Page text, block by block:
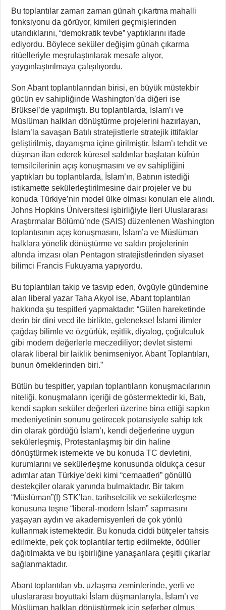
Bu toplantılar zaman zaman günah çıkartma mahalli
fonksiyonu da görüyor, kimileri geçmişlerinden
utandıklarını, “demokratik tevbe” yaptıklarını ifade
ediyordu. Böylece seküler değişim günah çıkarma
ritüelleriyle meşrulaştırılarak mesafe alıyor,
yaygınlaştırılmaya çalışılıyordu.
Son Abant toplantılarından birisi, en büyük müstekbir
gücün ev sahipliğinde Washington’da diğeri ise
Brüksel’de yapılmıştı. Bu toplantılarda, İslam’ı ve
Müslüman halkları dönüştürme projelerini hazırlayan,
İslam’la savaşan Batılı stratejistlerle stratejik ittifaklar
geliştirilmiş, dayanışma içine girilmiştir. İslam’ı tehdit ve
düşman ilan ederek küresel saldırılar başlatan küfrün
temsilcilerinin açış konuşmasını ve ev sahipliğini
yaptıkları bu toplantılarda, İslam’ın, Batının istediği
istikamette sekülerleştirilmesine dair projeler ve bu
konuda Türkiye’nin model ülke olması konuları ele alındı.
Johns Hopkins Üniversitesi işbirliğiyle İleri Uluslararası
Araştırmalar Bölümü’nde (SAIS) düzenlenen Washington
toplantısının açış konuşmasını, İslam’a ve Müslüman
halklara yönelik dönüştürme ve saldırı projelerinin
altında imzası olan Pentagon stratejistlerinden siyaset
bilimci Francis Fukuyama yapıyordu.
Bu toplantıları takip ve tasvip eden, övgüyle gündemine
alan liberal yazar Taha Akyol ise, Abant toplantıları
hakkında şu tespitleri yapmaktadır: “Gülen hareketinde
derin bir dini vecd ile birlikte, geleneksel İslami ilimler
çağdaş bilimle ve özgürlük, eşitlik, diyalog, çoğulculuk
gibi modern değerlerle meczediliyor; devlet sistemi
olarak liberal bir laiklik benimseniyor. Abant Toplantıları,
bunun örneklerinden biri.”
Bütün bu tespitler, yapılan toplantıların konuşmacılarının
niteliği, konuşmaların içeriği de göstermektedir ki, Batı,
kendi sapkın seküler değerleri üzerine bina ettiği sapkın
medeniyetinin sonunu getirecek potansiyele sahip tek
din olarak gördüğü İslam’ı, kendi değerlerine uygun
sekülerleşmiş, Protestanlaşmış bir din haline
dönüştürmek istemekte ve bu konuda TC devletini,
kurumlarını ve sekülerleşme konusunda oldukça cesur
adımlar atan Türkiye’deki kimi “cemaatleri” gönüllü
destekçiler olarak yanında bulmaktadır. Bir takım
“Müslüman”(!) STK’ları, tarihselcilik ve sekülerleşme
konusuna teşne “liberal-modern İslam” sapmasını
yaşayan aydın ve akademisyenleri de çok yönlü
kullanmak istemektedir. Bu konuda ciddi bütçeler tahsis
edilmekte, pek çok toplantılar tertip edilmekte, ödüller
dağıtılmakta ve bu işbirliğine yanaşanlara çeşitli çıkarlar
sağlanmaktadır.
Abant toplantıları vb. uzlaşma zeminlerinde, yerli ve
uluslararası boyuttaki İslam düşmanlarıyla, İslam’ı ve
Müslüman halkları dönüştürmek için seferber olmuş